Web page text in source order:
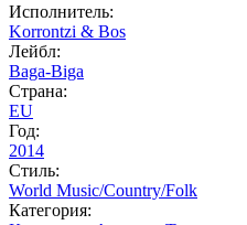
Исполнитель:
Korrontzi & Bos
Лейбл:
Baga-Biga
Страна:
EU
Год:
2014
Стиль:
World Music/Country/Folk
Категория: